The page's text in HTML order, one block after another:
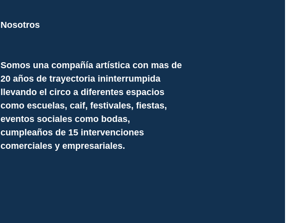
Nosotros
Somos una compañía artística con mas de
20 años de trayectoria ininterrumpida
llevando el circo a diferentes espacios
como escuelas, caif, festivales, fiestas,
eventos sociales como bodas,
cumpleaños de 15 intervenciones
comerciales y empresariales.